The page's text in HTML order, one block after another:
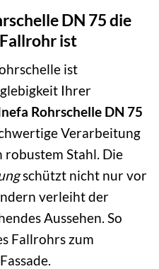
DN 75 die
ist
ist
Ihrer
Rohrschelle DN 75
Verarbeitung
Stahl. Die
schützt nicht nur vor
verleiht der
Aussehen. So
Fallrohrs zum